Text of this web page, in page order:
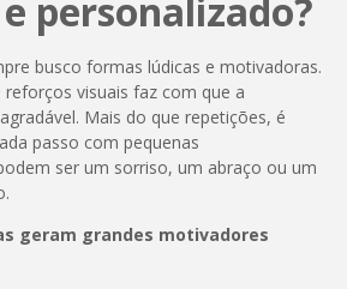
personalizado?
busco formas lúdicas e motivadoras.
visuais faz com que a
Mais do que repetições, é
passo com pequenas
ser um sorriso, um abraço ou um
geram grandes motivadores